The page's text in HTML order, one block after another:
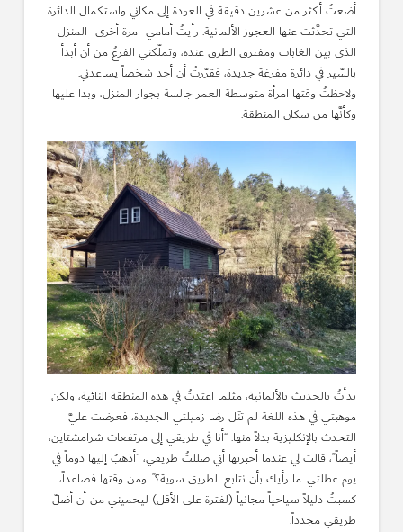
أضعتُ أكثر من عشرين دقيقة في العودة إلى مكاني واستكمال الدائرة
التي تحدَّثت عنها العجوز الألمانية. رأيتُ أمامي -مرة أخرى- المنزل
الذي بين الغابات ومفترق الطرق عنده، وتملّكني الفزعُ من أن أبدأ
بالسَّير في دائرة مفرغة جديدة، فقرَّرتُ أن أجد شخصاً يساعدني.
ولاحظتُ وقتها امرأة متوسطة العمر جالسة بجوار المنزل، وبدا عليها
وكأنَّها من سكان المنطقة.
بدأتُ بالحديث بالألمانية، مثلما اعتدتُ في هذه المنطقة النائية، ولكن
موهبتي في هذه اللغة لم تنَل رضا زميلتي الجديدة، فعرضت عليَّ
التحدث بالإنكليزية بدلاً منها. “أنا في طريقي إلى مرتفعات شرامشتاين،
أيضاً”، قالت لي عندما أخبرتها أني ضللتُ طريقي، “أذهبُ إليها دوماً في
يوم عطلتي. ما رأيك بأن نتابع الطريق سوية؟”. ومن وقتها فصاعداً،
كسبتُ دليلاً سياحياً مجانياً (لفترة على الأقل) ليحميني من أن أضلّ
طريقي مجدداً.